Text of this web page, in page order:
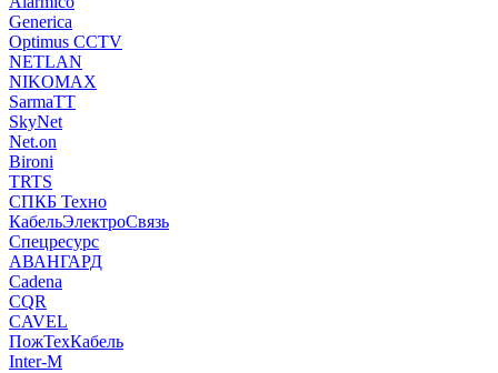
Generica
Optimus CCTV
NETLAN
NIKOMAX
SarmaTT
SkyNet
Net.on
Bironi
TRTS
СПКБ Техно
КабельЭлектроСвязь
Спецресурс
АВАНГАРД
Cadena
CQR
CAVEL
ПожТехКабель
Inter-M